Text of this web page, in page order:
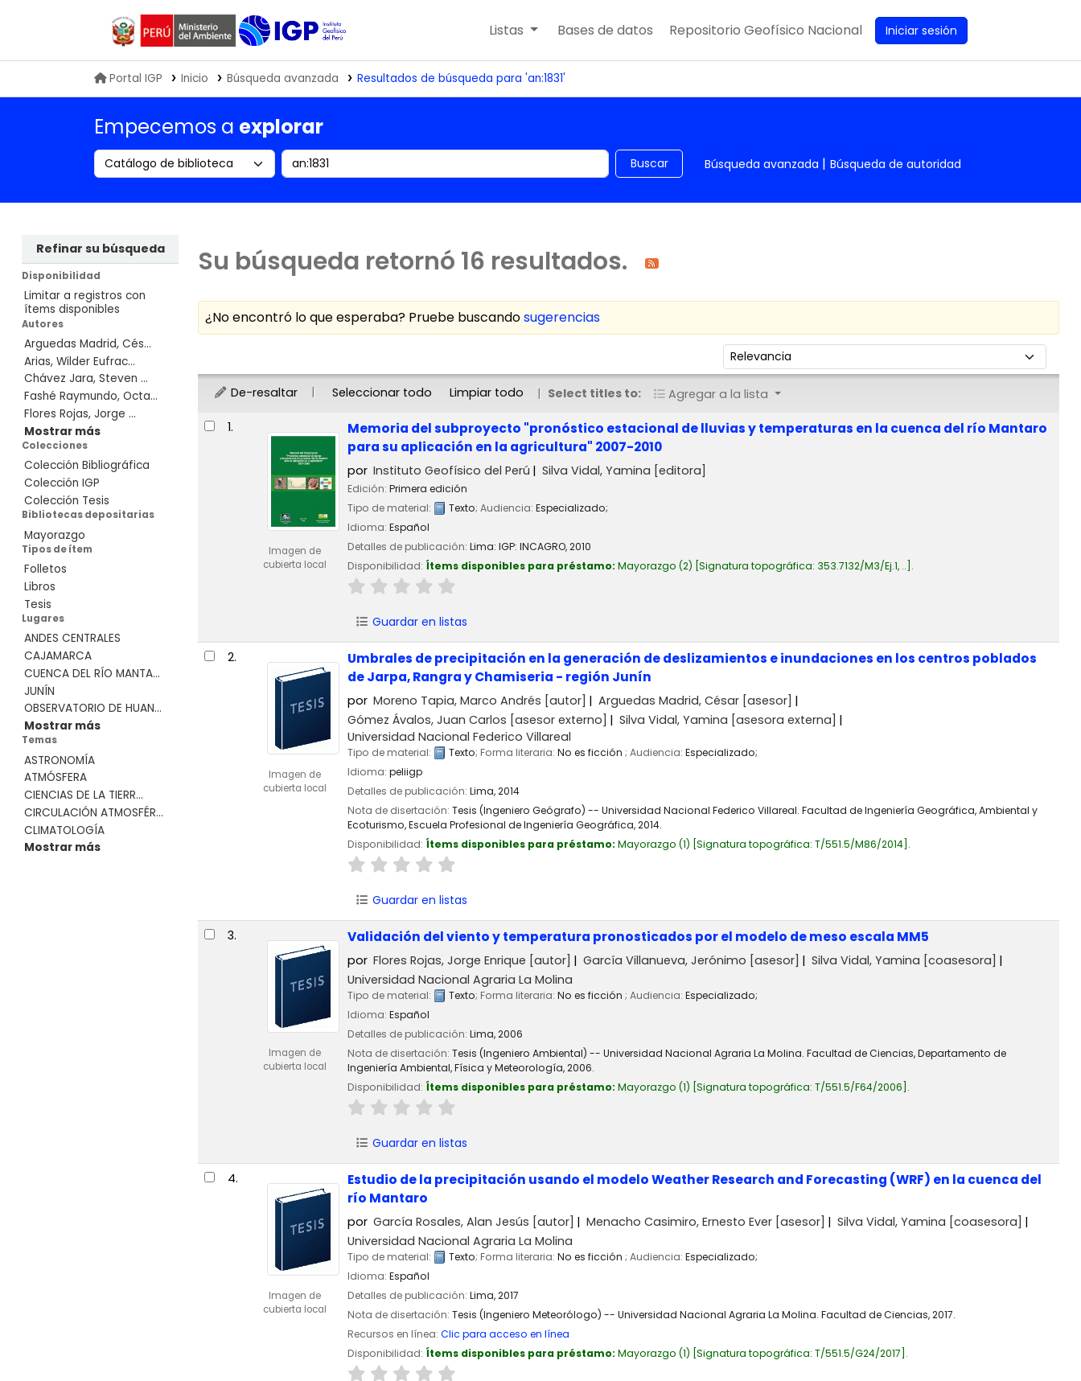
Biblioteca IGP
Listas Bases de datos Repositorio Geofísico Nacional Iniciar sesión
Portal IGP Inicio Búsqueda avanzada Resultados de búsqueda para 'an:1831'
Empecemos a explorar
Search the catalog by: Buscar en el catálogo por palabra clave Buscar Búsqueda avanzada Búsqueda de autoridad
Refinar su búsqueda
Disponibilidad
Limitar a registros con
ítems disponibles
Autores
Arguedas Madrid, Cés...
Arias, Wilder Eufrac...
Chávez Jara, Steven ...
Fashé Raymundo, Octa...
Flores Rojas, Jorge ...
Mostrar más
Colecciones
Colección Bibliográfica
Colección IGP
Colección Tesis
Bibliotecas depositarias
Mayorazgo
Tipos de ítem
Folletos
Libros
Tesis
Lugares
ANDES CENTRALES
CAJAMARCA
CUENCA DEL RÍO MANTA...
JUNÍN
OBSERVATORIO DE HUAN...
Mostrar más
Temas
ASTRONOMÍA
ATMÓSFERA
CIENCIAS DE LA TIERR...
CIRCULACIÓN ATMOSFÉR...
CLIMATOLOGÍA
Mostrar más
Su búsqueda retornó 16 resultados.
¿No encontró lo que esperaba? Pruebe buscandosugerencias
Ordenar por:
De-resaltar Seleccionar todo Limpiar todo Select titles to: Agregar a la lista
Resultados
1.
Imagen de
cubierta local
Memoria del subproyecto "pronóstico estacional de lluvias y temperaturas en la cuenca del río Mantaro
para su aplicación en la agricultura" 2007-2010
por Instituto Geofísico del Perú Silva Vidal, Yamina [editora]
Edición: Primera edición
Tipo de material:
Texto; Audiencia: Especializado;
Idioma: Español
Detalles de publicación: Lima: IGP: INCAGRO,2010
Disponibilidad: Ítems disponibles para préstamo: Mayorazgo (2) Signatura topográfica: 353.7132/M3/Ej.1, .. .
Guardar en listas
2.
Imagen de
cubierta local
Umbrales de precipitación en la generación de deslizamientos e inundaciones en los centros poblados
de Jarpa, Rangra y Chamiseria - región Junín
por Moreno Tapia, Marco Andrés [autor] Arguedas Madrid, César[asesor]
Gómez Ávalos, Juan Carlos [asesor externo] Silva Vidal, Yamina [asesora externa]
Universidad Nacional Federico Villareal
Tipo de material: Texto; Forma literaria: No es ficción ; Audiencia: Especializado;
Idioma: peliigp
Detalles de publicación: Lima,2014
Nota de disertación: Tesis (Ingeniero Geógrafo) -- Universidad Nacional Federico Villareal. Facultad de Ingeniería Geográfica, Ambiental y
Ecoturismo, Escuela Profesional de Ingeniería Geográfica, 2014.
Disponibilidad: Ítems disponibles para préstamo: Mayorazgo (1) Signatura topográfica: T/551.5/M86/2014 .
Guardar en listas
3.
Imagen de
cubierta local
Validación del viento y temperatura pronosticados por el modelo de meso escala MM5
por Flores Rojas, Jorge Enrique [autor] García Villanueva, Jerónimo [asesor] Silva Vidal, Yamina [coasesora]
Universidad Nacional Agraria La Molina
Tipo de material: Texto; Forma literaria: No es ficción ; Audiencia: Especializado;
Idioma: Español
Detalles de publicación: Lima,2006
Nota de disertación: Tesis (Ingeniero Ambiental) -- Universidad Nacional Agraria La Molina. Facultad de Ciencias, Departamento de
Ingeniería Ambiental, Física y Meteorología, 2006.
Disponibilidad: Ítems disponibles para préstamo: Mayorazgo (1) Signatura topográfica: T/551.5/F64/2006 .
Guardar en listas
4.
Imagen de
cubierta local
Estudio de la precipitación usando el modelo Weather Research and Forecasting (WRF) en la cuenca del
río Mantaro
por García Rosales, Alan Jesús [autor] Menacho Casimiro, Ernesto Ever[asesor] Silva Vidal, Yamina [coasesora]
Universidad Nacional Agraria La Molina
Tipo de material: Texto; Forma literaria: No es ficción ; Audiencia: Especializado;
Idioma: Español
Detalles de publicación: Lima,2017
Nota de disertación: Tesis (Ingeniero Meteorólogo) -- Universidad Nacional Agraria La Molina. Facultad de Ciencias, 2017.
Recursos en línea: Clic para acceso en línea
Disponibilidad: Ítems disponibles para préstamo: Mayorazgo (1) Signatura topográfica: T/551.5/G24/2017 .